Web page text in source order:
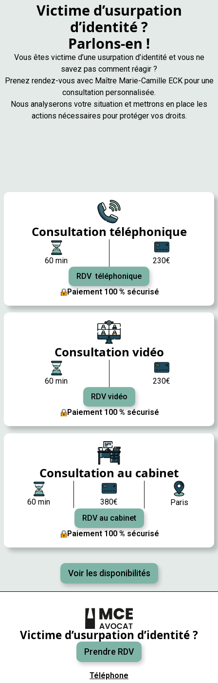
Victime d’usurpation
d’identité ?
Parlons-en !
Vous êtes victime d’une usurpation d’identité et vous ne
savez pas comment réagir ?
Prenez rendez-vous avec Maître Marie-Camille ECK pour une
consultation personnalisée.
Nous analyserons votre situation et mettrons en place les
actions nécessaires pour protéger vos droits.
Consultation téléphonique
60 min
230€
RDV téléphonique
Paiement 100 % sécurisé
Consultation vidéo
60 min
230€
RDV vidéo
Paiement 100 % sécurisé
Consultation au cabinet
60 min 380€
Paris
RDV au cabinet
Paiement 100 % sécurisé
Voir les disponibilités
Victime d’usurpation d’identité ?
Prendre RDV
Téléphone